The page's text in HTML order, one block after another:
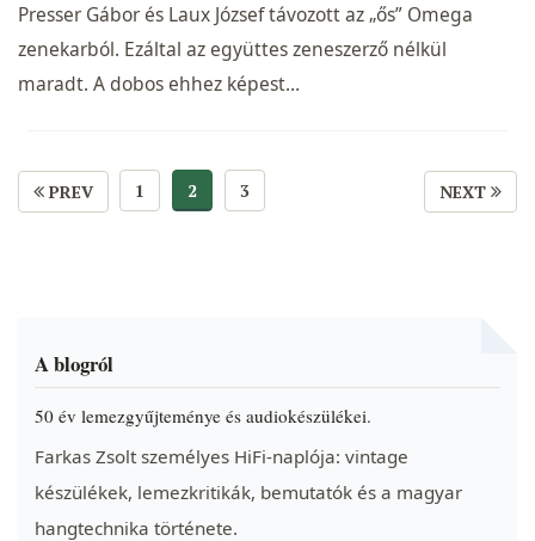
Presser Gábor és Laux József távozott az „ős” Omega
zenekarból. Ezáltal az együttes zeneszerző nélkül
maradt. A dobos ehhez képest…
PREV 1 2 3 NEXT
A blogról
50 év lemezgyűjteménye és audiokészülékei.
Farkas Zsolt személyes HiFi-naplója: vintage
készülékek, lemezkritikák, bemutatók és a magyar
hangtechnika története.